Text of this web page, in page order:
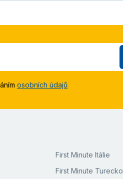
osobních údajů
First Minute Itálie
First Minute Turecko